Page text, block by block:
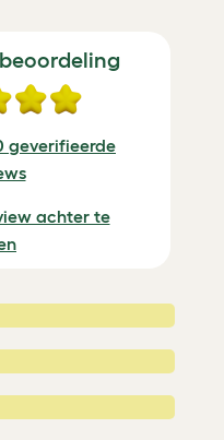
geverifieerde
achter te